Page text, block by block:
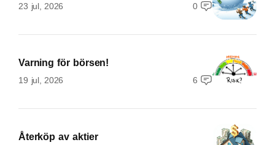
23 jul, 2026 0
Varning för börsen!
19 jul, 2026 6
Återköp av aktier